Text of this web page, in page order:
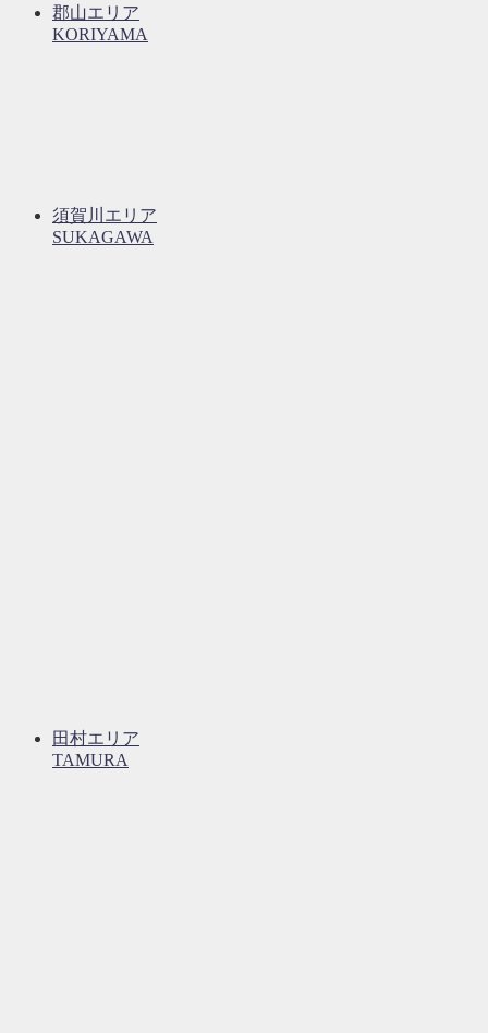
郡山エリア
KORIYAMA
須賀川エリア
SUKAGAWA
田村エリア
TAMURA